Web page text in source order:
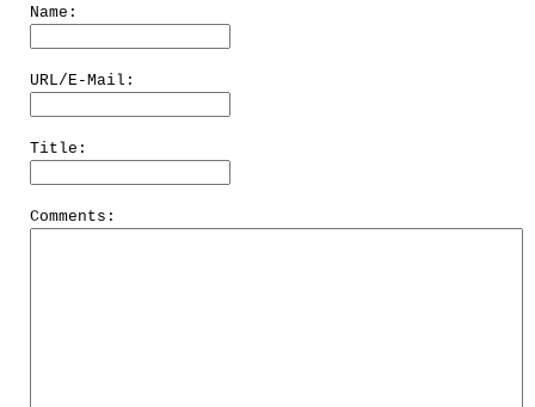
Name:
URL/E-Mail:
Title:
Comments: